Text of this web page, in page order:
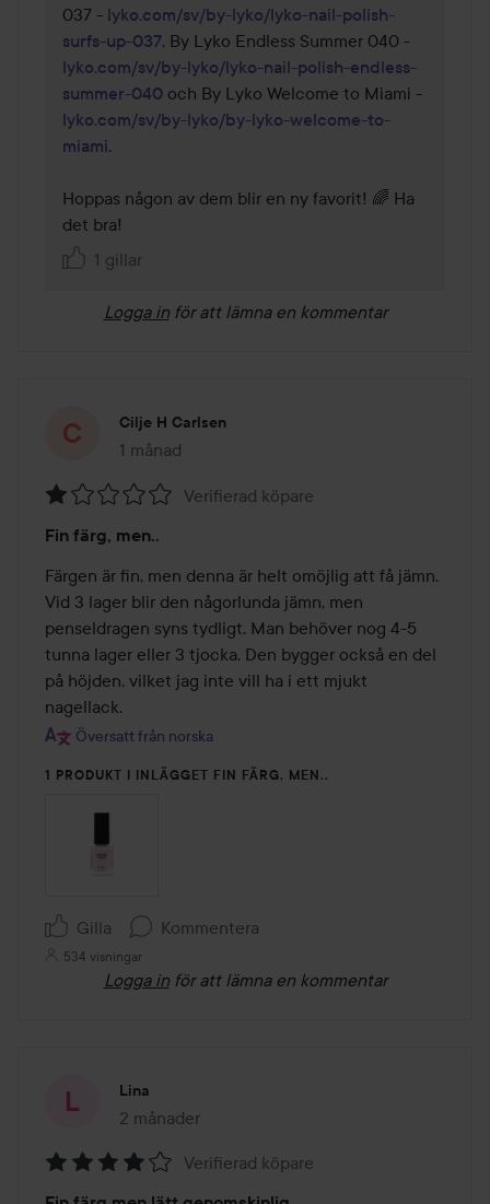
037 - lyko.com/sv/by-lyko/lyko-nail-polish-
surfs-up-037
lyko.com/sv/by-lyko/lyko-nail-polish-endless-
summer-040
lyko.com/sv/by-lyko/by-lyko-welcome-to-
miami.
Hoppas någon av dem blir en ny favorit! 🌈 Ha
det bra!
1 gillar
Logga in för att lämna en kommentar
Cilje H Carlsen
1 månad
Inlägget skapades 1 månad
1
av
5
Verifierad köpare
Fin färg, men..
Färgen är fin, men denna är helt omöjlig att få jämn.
Vid 3 lager blir den någorlunda jämn, men
penseldragen syns tydligt. Man behöver nog 4-5
tunna lager eller 3 tjocka. Den bygger också en del
på höjden, vilket jag inte vill ha i ett mjukt
nagellack.
Översatt från norska
1 PRODUKT I INLÄGGET FIN FÄRG, MEN..
Gilla Kommentera
534 visningar
Logga in för att lämna en kommentar
Lina
2 månader
Inlägget skapades 2 månader
Verifierad köpare